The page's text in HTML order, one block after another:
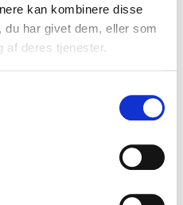
kan kombinere disse
du har givet dem, eller som
af deres tjenester.
i søvn. Så nogen tid
en god ide at begynde
lys og at lukke ned
er så genialt
ellers får lov – nok skal
du har behov for. Vi